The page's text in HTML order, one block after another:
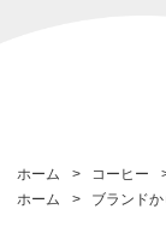
ホーム > コーヒー
ホーム
> ブランド